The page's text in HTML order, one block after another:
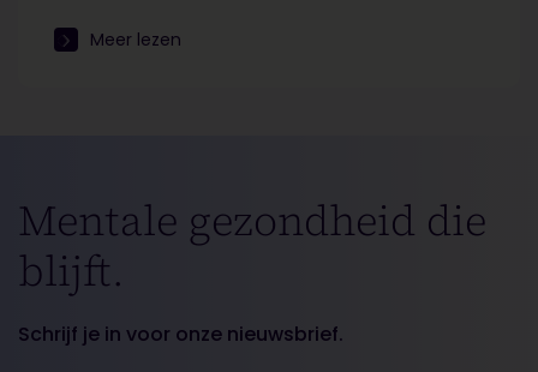
Meer lezen
Mentale gezondheid die
blijft.
Schrijf je in voor onze nieuwsbrief.